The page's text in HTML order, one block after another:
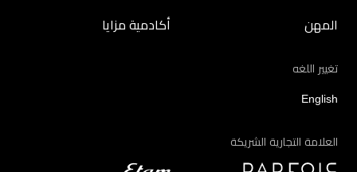
المهن أكادمية مزايا
تغيير اللغه
English
العلامة التجارية الشريكة